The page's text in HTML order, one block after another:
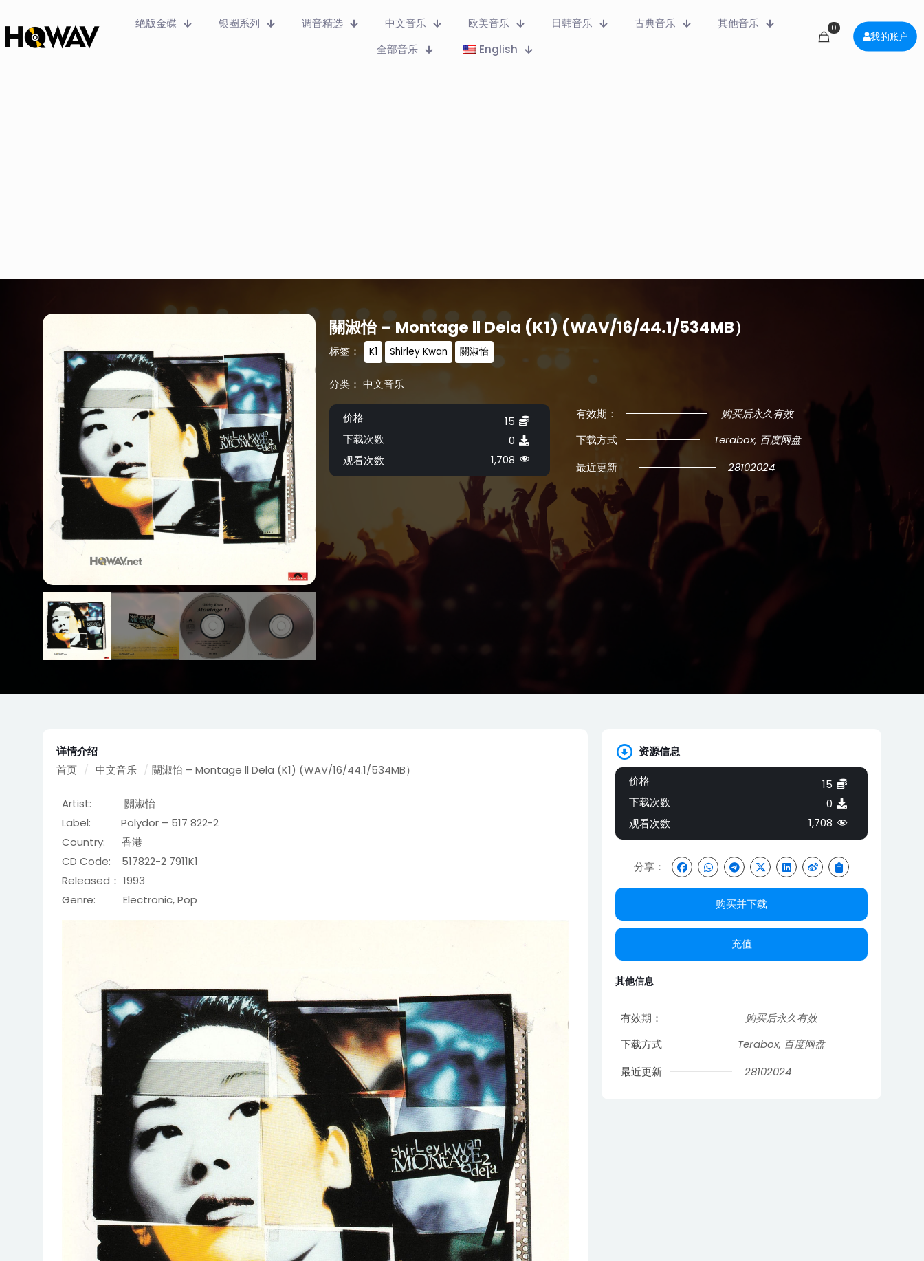
绝版金碟 银圈系列 调音精选 中文音乐 欧美音乐 日韩音乐 古典音乐
其他音乐
全部音乐
English
0
我的账户
關淑怡 – Montage ll Dela (K1) (WAV/16/44.1/534MB）
标签： K1 Shirley Kwan 關淑怡
分类： 中文音乐
价格
下载次数
观看次数
15
0
1,708
有效期：
购买后永久有效
下载方式
Terabox, 百度网盘
最近更新
28102024
详情介绍
首页 / 中文音乐 / 關淑怡 – Montage ll Dela (K1) (WAV/16/44.1/534MB）
Artist: 關淑怡
Label: Polydor – 517 822-2
Country: 香港
CD Code: 517822-2 7911K1
Released： 1993
Genre: Electronic, Pop
资源信息
价格
下载次数
观看次数
15
0
1,708
分享：
购买并下载
充值
其他信息
有效期：
购买后永久有效
下载方式
Terabox, 百度网盘
最近更新
28102024